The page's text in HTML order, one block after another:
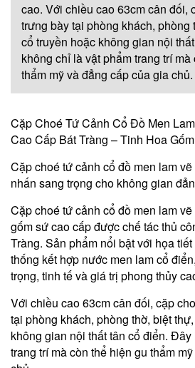
cao. Với chiều cao 63cm cân đối,
trưng bày tại phòng khách, phòng
cổ truyền hoặc không gian nội
không chỉ là vật phẩm trang trí
thẩm mỹ và đẳng cấp của gia chủ.
Cặp Choé Tứ Cảnh Cổ Đồ Men
Cao Cấp Bát Tràng – Tinh Hoa
Cặp choé tứ cảnh cổ đồ men lam
nhấn sang trọng cho không gian
Cặp choé tứ cảnh cổ đồ men lam
gốm sứ cao cấp được chế tác thủ
Tràng. Sản phẩm nổi bật với họa
thống kết hợp nước men lam cổ
trọng, tinh tế và giá trị phong thủy
Với chiều cao 63cm cân đối, cặp
tại phòng khách, phòng thờ, biệt
không gian nội thất tân cổ điển.
trang trí mà còn thể hiện gu thẩm